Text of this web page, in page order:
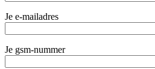
Je e-mailadres
Je gsm-nummer